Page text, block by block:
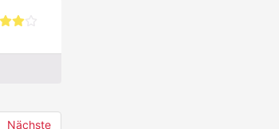
Nächste